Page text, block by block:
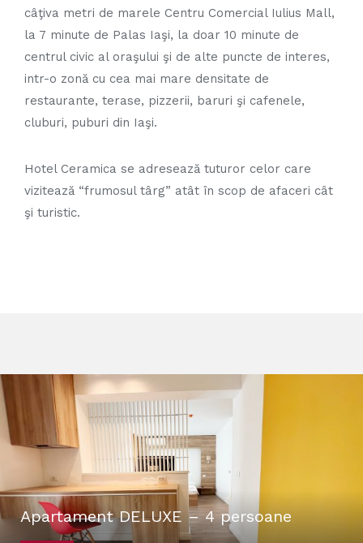
câţiva metri de marele Centru Comercial Iulius Mall,
la 7 minute de Palas Iaşi, la doar 10 minute de
centrul civic al oraşului şi de alte puncte de interes,
intr-o zonă cu cea mai mare densitate de
restaurante, terase, pizzerii, baruri şi cafenele,
cluburi, puburi din Iaşi.
Hotel Ceramica se adresează tuturor celor care
vizitează “frumosul târg” atât în scop de afaceri cât
şi turistic.
Apartament DELUXE – 4 persoane